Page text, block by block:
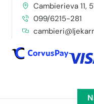
Cambierieva 11,
099/6215-281